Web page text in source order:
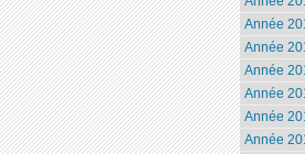
Année
Année
Année
Année
Année
Année